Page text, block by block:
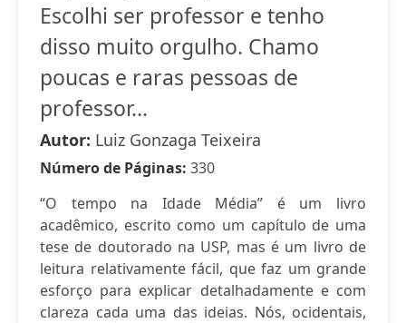
Escolhi ser professor e tenho
disso muito orgulho. Chamo
poucas e raras pessoas de
professor...
Autor: Luiz Gonzaga Teixeira
Número de Páginas: 330
“O tempo na Idade Média” é um livro
acadêmico, escrito como um capítulo de uma
tese de doutorado na USP, mas é um livro de
leitura relativamente fácil, que faz um grande
esforço para explicar detalhadamente e com
clareza cada uma das ideias. Nós, ocidentais,